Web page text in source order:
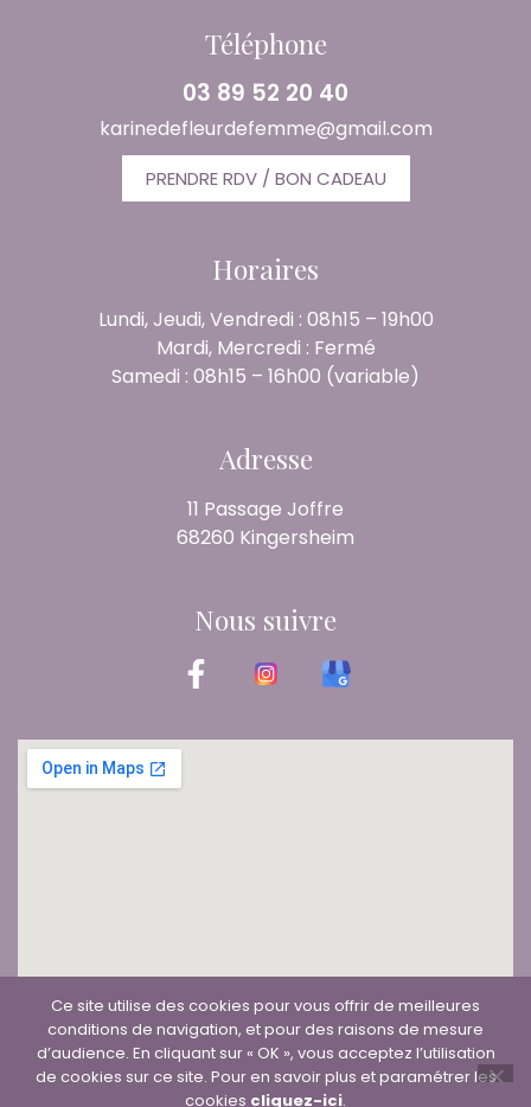
Téléphone
03 89 52 20 40
karinedefleurdefemme@gmail.com
PRENDRE RDV / BON CADEAU
Horaires
Lundi, Jeudi, Vendredi : 08h15 – 19h00
Mardi, Mercredi : Fermé
Samedi : 08h15 – 16h00 (variable)
Adresse
11 Passage Joffre
68260 Kingersheim
Nous suivre
Plan du site
Mentions légales et Politique de confidentialité
Formulaire de contact
Ce site utilise des cookies pour vous offrir de meilleures
conditions de navigation, et pour des raisons de mesure
d’audience. En cliquant sur « OK », vous acceptez l’utilisation
de cookies sur ce site. Pour en savoir plus et paramétrer les
cookies cliquez-ici.